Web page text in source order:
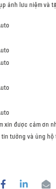
ảnh lưu niệm và
xin được cảm ơn
tưởng và ủng hộ